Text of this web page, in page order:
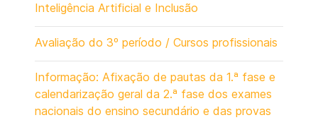
Inteligência Artificial e Inclusão
Avaliação do 3º período / Cursos profissionais
Informação: Afixação de pautas da 1.ª fase e
calendarização geral da 2.ª fase dos exames
nacionais do ensino secundário e das provas